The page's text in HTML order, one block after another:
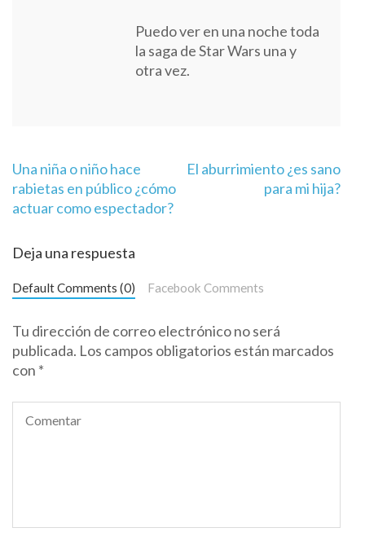
Puedo ver en una noche toda
la saga de Star Wars una y
otra vez.
Navegación
de
entradas
Una niña o niño hace
rabietas en público ¿cómo
actuar como espectador?
El aburrimiento ¿es sano
para mi hija?
Deja una respuesta
Default Comments (0) Facebook Comments
Tu dirección de correo electrónico no será
publicada. Los campos obligatorios están marcados
con *